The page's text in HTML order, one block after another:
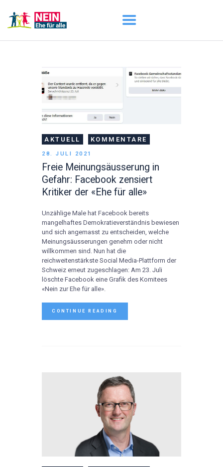
AKTUELL
DARUM GEHT ES
ÜBER UNS
DOWNLOADS
AKTUELL KOMMENTARE
28. JULI 2021
Freie Meinungsäusserung in
Gefahr: Facebook zensiert
Kritiker der «Ehe für alle»
Unzählige Male hat Facebook bereits
mangelhaftes Demokratieverständnis bewiesen
und sich angemasst zu entscheiden, welche
Meinungsäusserungen genehm oder nicht
willkommen sind. Nun hat die
reichweitenstärkste Social Media-Plattform der
Schweiz erneut zugeschlagen: Am 23. Juli
löschte Facebook eine Grafik des Komitees
«Nein zur Ehe für alle».
CONTINUE READING